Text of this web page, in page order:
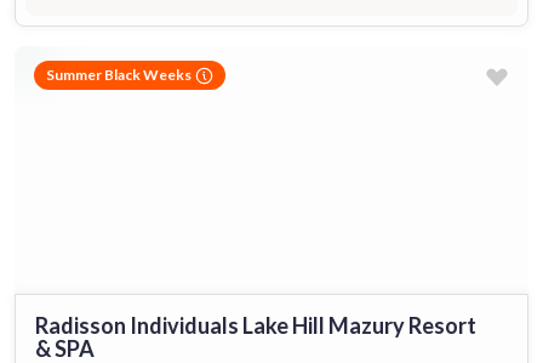
Summer Black Weeks
Radisson Individuals Lake Hill Mazury Resort
& SPA